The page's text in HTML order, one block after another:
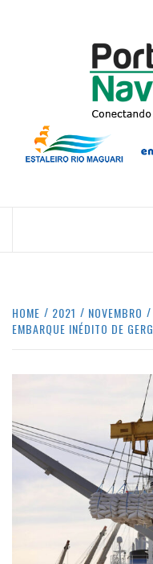
CONECTANDO A
HOME 2021 NOVEMBRO
EMBARQUE INÉDITO DE